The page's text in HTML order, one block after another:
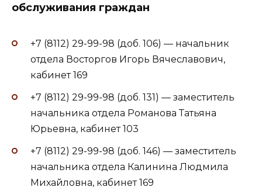
обслуживания граждан
+7 (8112) 29-99-98 (доб. 106) — начальник
отдела Восторгов Игорь Вячеславович,
кабинет 169
+7 (8112) 29-99-98 (доб. 131) — заместитель
начальника отдела Романова Татьяна
Юрьевна, кабинет 103
+7 (8112) 29-99-98 (доб. 146) — заместитель
начальника отдела Калинина Людмила
Михайловна, кабинет 169